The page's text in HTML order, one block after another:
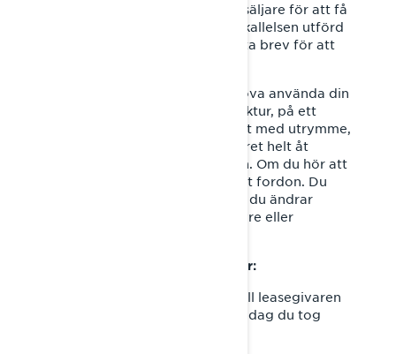
auktoriserad BRP Lynx-återförsäljare för att få
reparationen för säkerhetsåterkallelsen utförd
på ditt fordon. Se slutet av detta brev för att
Om du, under tiden, skulle behöva använda din
snöskoter, se då till före varje åktur, på ett
utomhusområde med tillräckligt med utrymme,
att bromsa och sedan vrida styret helt åt
vänster utan att använda gasen. Om du hör att
varvtalet stiger, använd inte ditt fordon. Du
måste också verifiera detta om du ändrar
justeringarna för styrhöjare, styre eller
Om du leasade denna snöskoter:
Skicka en kopia av detta brev till leasegivaren
inom tio arbetsdagar efter den dag du tog